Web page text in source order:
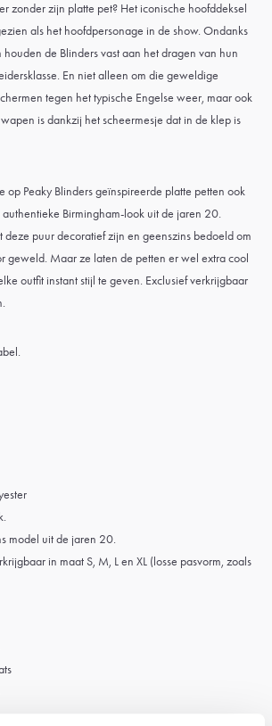
zonder zijn platte pet? Het iconische hoofddeksel
als het hoofdpersonage in de show. Ondanks
de Blinders vast aan het dragen van hun
En niet alleen om die geweldige
tegen het typische Engelse weer, maar ook
is dankzij het scheermesje dat in de klep is
op Peaky Blinders geïnspireerde platte petten ook
authentieke Birmingham-look uit de jaren 20.
puur decoratief zijn en geenszins bedoeld om
geweld. Maar ze laten de petten er wel extra cool
outfit instant stijl te geven. Exclusief verkrijgbaar
model uit de jaren 20.
in maat S, M, L en XL (losse pasvorm, zoals